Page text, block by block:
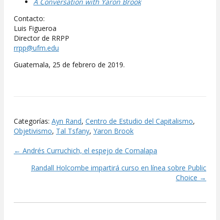
Contacto:
Luis Figueroa
Director de RRPP
rrpp@ufm.edu
Guatemala, 25 de febrero de 2019.
Categorías: Ayn Rand, Centro de Estudio del Capitalismo,
Objetivismo, Tal Tsfany, Yaron Brook
Posts
navigation
← Andrés Curruchich, el espejo de Comalapa
Randall Holcombe impartirá curso en línea sobre Public
Choice →